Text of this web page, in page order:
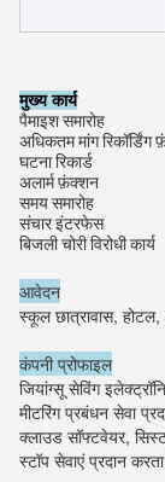
मुख्य कार्य
पैमाइश समारोह
अधिकतम मांग रिकॉर्डिंग
घटना रिकार्ड
अलार्म फ़ंक्शन
समय समारोह
संचार इंटरफेस
बिजली चोरी विरोधी कार्य
आवेदन
स्कूल छात्रावास, होटल,
कंपनी प्रोफाइल
जियांग्सू सेविंग
मीटरिंग प्रबंधन सेवा
क्लाउड सॉफ्टवेयर,
स्टॉप सेवाएं प्रदान